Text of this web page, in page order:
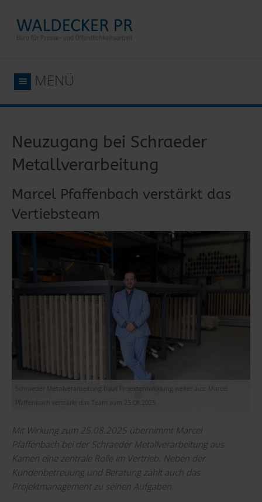
MENÜ
Neuzugang bei Schraeder
Metallverarbeitung
Marcel Pfaffenbach verstärkt das
Vertiebsteam
Schraeder Metallverarbeitung baut Projektentwicklung weiter aus: Marcel
Pfaffenbach verstärkt das Team zum 25.08.2025.
Mit Wirkung zum 25.08.2025 übernimmt Marcel
Pfaffenbach bei der Schraeder Metallverarbeitung aus
Kamen eine zentrale Rolle im Vertrieb. Neben der
Kundenbetreuung und Beratung zählt auch das
Projektmanagement zu seinen Aufgaben.